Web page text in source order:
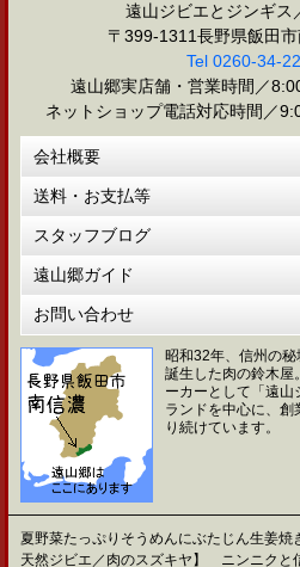
遠山ジビエとジンギス
〒399-1311長野県飯田
Tel 0260-34-
遠山郷実店舗・営業時間／
ネットショップ電話対応時間／
会社概要
送料・お支払等
スタッフブログ
遠山郷ガイド
お問い合わせ
昭和32年、信州の
誕生した肉の鈴木屋
ーカーとして「遠
ランドを中心に、
り続けています。
夏野菜たっぷりそうめんにぶたじん生姜焼
天然ジビエ／肉のスズキヤ】 ニンニクと